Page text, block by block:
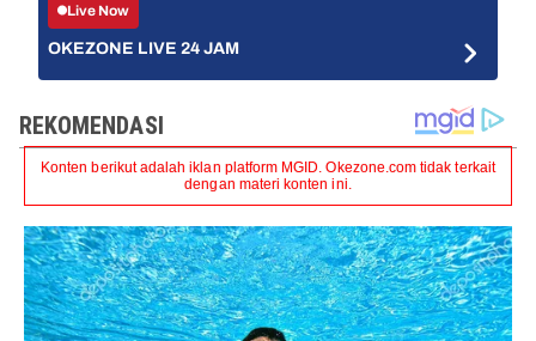
Live Now
OKEZONE LIVE 24 JAM